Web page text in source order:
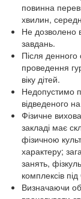
повинна
хвилин,
Не дозволено
завдань.
Після денного
проведення
віку дітей.
Недопустимо
відведеного
Фізичне
закладі має
фізичною
характеру;
занять,
комплексів
Визначаючи